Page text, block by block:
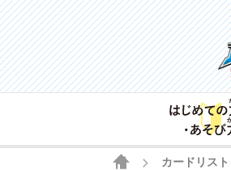
HOME
カードリスト